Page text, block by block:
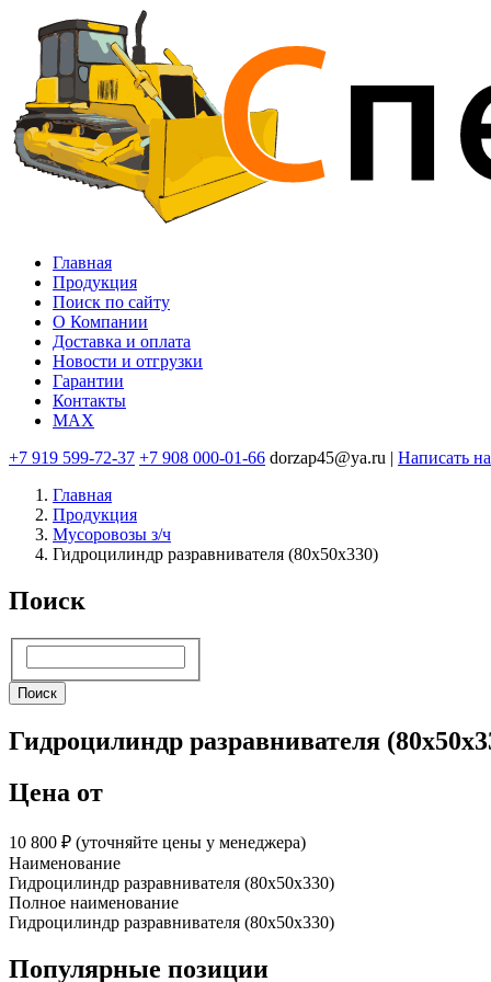
Перейти
основному
содержанию
Основная
навигация
Главная
Продукция
Поиск по сайту
O Компании
Доставка и оплата
Новости и отгрузки
Гарантии
Контакты
MAX
+7 919 599-72-37 +7 908 000-01-66 dorzap45@ya.ru | Написать
Главная
Продукция
Мусоровозы з/ч
Гидроцилиндр разравнивателя (80х50х330)
Поиск
Поиск
Гидроцилиндр разравнивателя
Цена от
10 800 ₽︁ (уточняйте цены у менеджера)
Наименование
Гидроцилиндр разравнивателя (80х50х330)
Полное наименование
Гидроцилиндр разравнивателя (80х50х330)
Популярные позиции